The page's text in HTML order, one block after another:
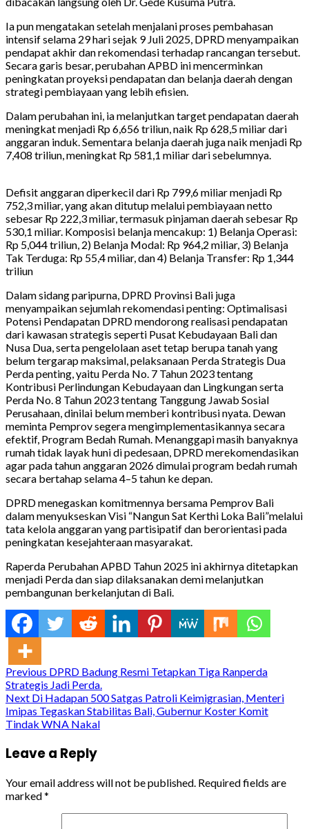
Ia pun mengatakan setelah menjalani proses pembahasan
intensif selama 29 hari sejak 9 Juli 2025, DPRD menyampaikan
pendapat akhir dan rekomendasi terhadap rancangan tersebut.
Secara garis besar, perubahan APBD ini mencerminkan
peningkatan proyeksi pendapatan dan belanja daerah dengan
strategi pembiayaan yang lebih efisien.
Dalam perubahan ini, ia melanjutkan target pendapatan daerah
meningkat menjadi Rp 6,656 triliun, naik Rp 628,5 miliar dari
anggaran induk. Sementara belanja daerah juga naik menjadi Rp
7,408 triliun, meningkat Rp 581,1 miliar dari sebelumnya.
Defisit anggaran diperkecil dari Rp 799,6 miliar menjadi Rp
752,3 miliar, yang akan ditutup melalui pembiayaan netto
sebesar Rp 222,3 miliar, termasuk pinjaman daerah sebesar Rp
530,1 miliar. Komposisi belanja mencakup: 1) Belanja Operasi:
Rp 5,044 triliun, 2) Belanja Modal: Rp 964,2 miliar, 3) Belanja
Tak Terduga: Rp 55,4 miliar, dan 4) Belanja Transfer: Rp 1,344
triliun
Dalam sidang paripurna, DPRD Provinsi Bali juga
menyampaikan sejumlah rekomendasi penting: Optimalisasi
Potensi Pendapatan DPRD mendorong realisasi pendapatan
dari kawasan strategis seperti Pusat Kebudayaan Bali dan
Nusa Dua, serta pengelolaan aset tetap berupa tanah yang
belum tergarap maksimal, pelaksanaan Perda Strategis Dua
Perda penting, yaitu Perda No. 7 Tahun 2023 tentang
Kontribusi Perlindungan Kebudayaan dan Lingkungan serta
Perda No. 8 Tahun 2023 tentang Tanggung Jawab Sosial
Perusahaan, dinilai belum memberi kontribusi nyata. Dewan
meminta Pemprov segera mengimplementasikannya secara
efektif, Program Bedah Rumah. Menanggapi masih banyaknya
rumah tidak layak huni di pedesaan, DPRD merekomendasikan
agar pada tahun anggaran 2026 dimulai program bedah rumah
secara bertahap selama 4–5 tahun ke depan.
DPRD menegaskan komitmennya bersama Pemprov Bali
dalam menyukseskan Visi “Nangun Sat Kerthi Loka Bali”melalui
tata kelola anggaran yang partisipatif dan berorientasi pada
peningkatan kesejahteraan masyarakat.
Raperda Perubahan APBD Tahun 2025 ini akhirnya ditetapkan
menjadi Perda dan siap dilaksanakan demi melanjutkan
pembangunan berkelanjutan di Bali.
Continue
Reading
Previous DPRD Badung Resmi Tetapkan Tiga Ranperda
Strategis Jadi Perda.
Next Di Hadapan 500 Satgas Patroli Keimigrasian, Menteri
Imipas Tegaskan Stabilitas Bali, Gubernur Koster Komit
Tindak WNA Nakal
Leave a Reply
Your email address will not be published. Required fields are
marked*